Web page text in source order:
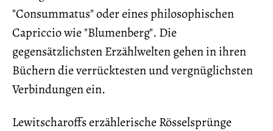
"Consummatus" oder eines philosophischen
Capriccio wie "Blumenberg". Die
gegensätzlichsten Erzählwelten gehen in ihren
Büchern die verrücktesten und vergnüglichsten
Verbindungen ein.
Lewitscharoffs erzählerische Rösselsprünge